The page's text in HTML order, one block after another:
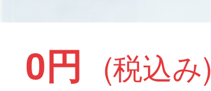
0円 (税込み)